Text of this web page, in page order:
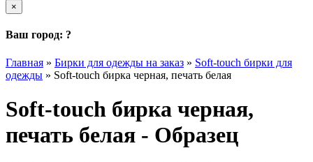
×
Ваш город: ?
Главная » Бирки для одежды на заказ » Soft-touch бирки для
одежды » Soft-touch бирка черная, печать белая
Soft-touch бирка черная,
печать белая - Образец